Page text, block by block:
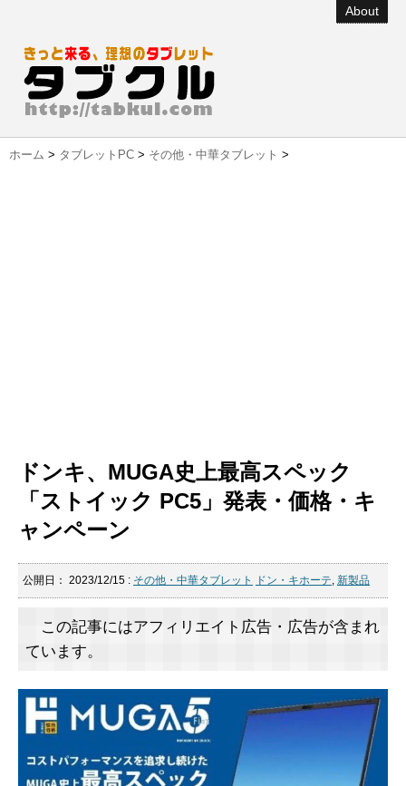
About
ホーム > タブレットPC > その他・中華タブレット >
ドンキ、MUGA史上最高スペック
「ストイック PC5」発表・価格・キ
ャンペーン
公開日： 2023/12/15 : その他・中華タブレット ドン・キホーテ, 新製品
この記事にはアフィリエイト広告・広告が含まれ
ています。